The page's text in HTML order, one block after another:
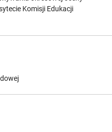
Komisji Edukacji